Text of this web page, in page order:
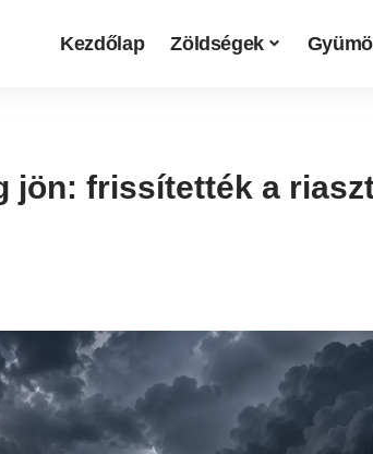
Kezdőlap Zöldségek
jön: frissítették a